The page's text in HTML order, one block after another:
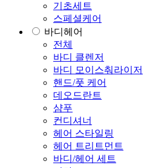
기초세트
스페셜케어
바디헤어
전체
바디 클렌저
바디 모이스춰라이저
핸드/풋 케어
데오드란트
샴푸
컨디셔너
헤어 스타일링
헤어 트리트먼트
바디/헤어 세트